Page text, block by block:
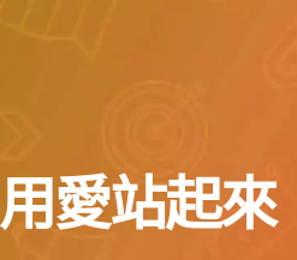
用愛站起